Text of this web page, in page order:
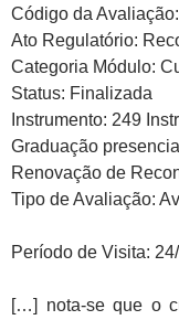
Código da
Ato Regulatório:
Categoria Módulo:
Status: Finalizada
Instrumento: 249­
Graduação
Renovação de
Tipo de Avaliação:
Período de Visita:
[…] nota-se que o